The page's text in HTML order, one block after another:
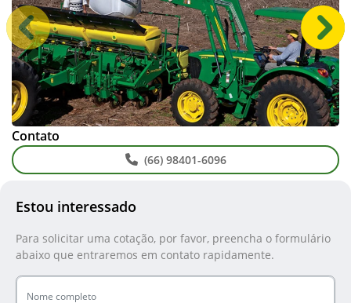
Estou interessado
Para solicitar uma cotação, por favor, preencha o formulário
abaixo que entraremos em contato rapidamente.
Anterior
Contato
(66) 98401-6096